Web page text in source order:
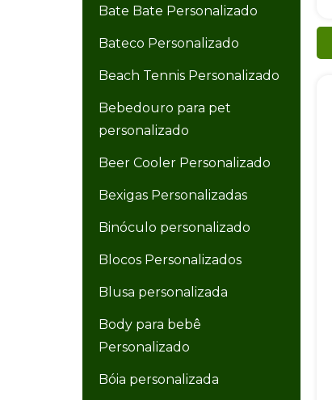
Bate Bate Personalizado
Bateco Personalizado
Beach Tennis Personalizado
Bebedouro para pet
personalizado
Beer Cooler Personalizado
Bexigas Personalizadas
Binóculo personalizado
Blocos Personalizados
Blusa personalizada
Body para bebê
Personalizado
Bóia personalizada